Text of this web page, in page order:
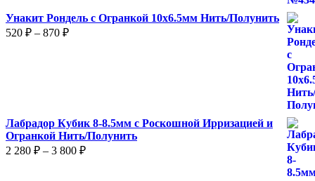
Унакит Рондель с Огранкой 10х6.5мм Нить/Полунить
520 ₽ – 870 ₽Диапазон
Лабрадор Кубик 8-8.5мм с Роскошной Ирризацией и
Огранкой Нить/Полунить
2 280 ₽ – 3 800 ₽Диапазон